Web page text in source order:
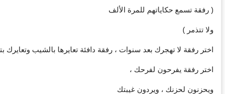
‏( رفقة تسمع حكاياتهم للمرة الألف
‏ولا تتذمر )
‏اختر رفقة لا تهجرك بعد سنوات ، رفقة دافئة تعايرها بالشيب وتعايرك
‏اختر رفقة يفرحون لفرحك ،
‏ويحزنون لحزنك ، ويردون غيبتك